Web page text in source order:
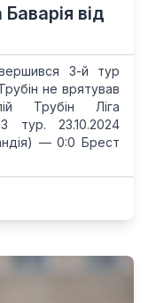
від
3-й тур
не врятував
Трубін Ліга
3 тур. 23.10.2024
— 0:0 Брест